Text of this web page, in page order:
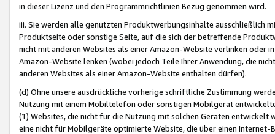
in dieser Lizenz und den Programmrichtlinien Bezug genommen wird.
iii. Sie werden alle genutzten Produktwerbungsinhalte ausschließlich
Produktseite oder sonstige Seite, auf die sich der betreffende
nicht mit anderen Websites als einer Amazon-Website verlinken oder
Amazon-Website lenken (wobei jedoch Teile Ihrer Anwendung, die
anderen Websites als einer Amazon-Website enthalten dürfen).
(d) Ohne unsere ausdrückliche vorherige schriftliche Zustimmung
Nutzung mit einem Mobiltelefon oder sonstigen Mobilgerät
(1) Websites, die nicht für die Nutzung mit solchen Geräten
eine nicht für Mobilgeräte optimierte Website, die über einen